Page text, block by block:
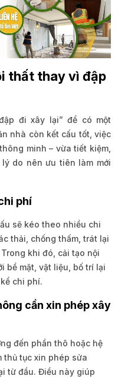
thất thay vì đập
đi xây lại” để có một
nhà còn kết cấu tốt, việc
minh – vừa tiết kiệm,
do nên ưu tiên làm mới
phí
sẽ kéo theo nhiều chi
thải, chống thấm, trát lại
khi đó, cải tạo nội
bề mặt, vật liệu, bố trí lại
chi phí.
cần xin phép xây
đến phần thô hoặc hệ
thủ tục xin phép sửa
từ đầu. Điều này giúp